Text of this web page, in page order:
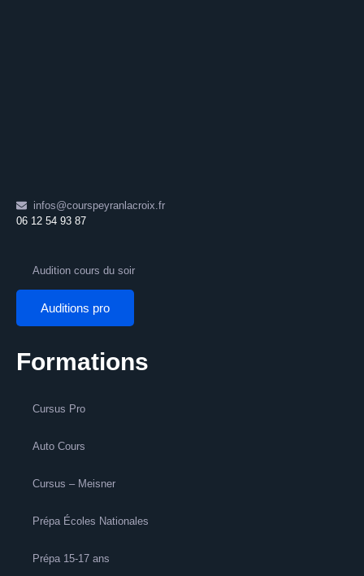
infos@courspeyranlacroix.fr
06 12 54 93 87
Audition cours du soir
Auditions pro
Formations
Cursus Pro
Auto Cours
Cursus – Meisner
Prépa Écoles Nationales
Prépa 15-17 ans